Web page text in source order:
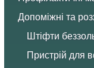
Допоміжні та
Штіфти
Пристрій для